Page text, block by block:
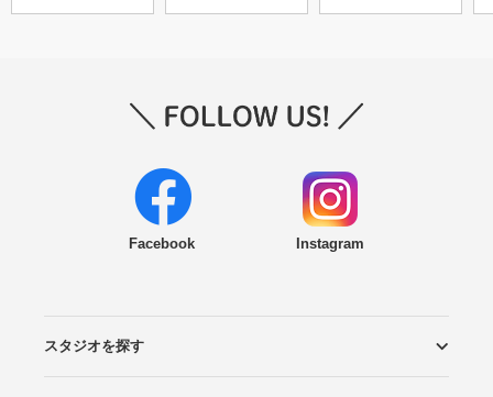
Facebook Instagram
スタジオを探す